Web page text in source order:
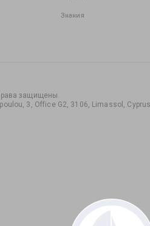
Знания
защищены.
3, Office G2, 3106, Limassol,